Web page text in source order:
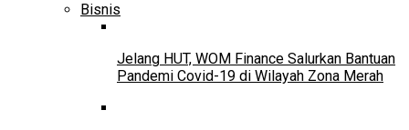
Bisnis
Jelang HUT, WOM Finance Salurkan Bantuan
Pandemi Covid-19 di Wilayah Zona Merah